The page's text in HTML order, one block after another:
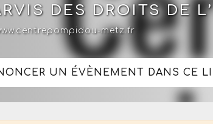
DES DROITS DE
metz.fr
UN ÉVÈNEMENT DANS CE